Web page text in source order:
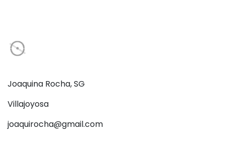
Joaquina Rocha, SG
Villajoyosa
joaquirocha@gmail.com